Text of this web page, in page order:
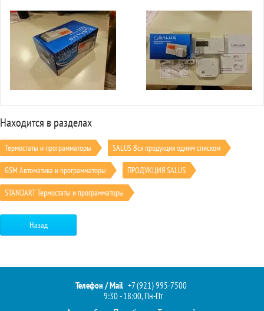
Находится в разделах
Термостаты и программаторы SALUS Вся продукция одним списком
GSM Автоматика и программаторы ПРОДУКЦИЯ SALUS
STANDART Термостаты и программаторы
Назад
Телефон / Mail +7 (921) 995-7500
9:30 - 18:00, Пн-Пт